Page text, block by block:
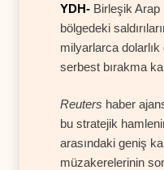
YDH- Birleşik Arap
bölgedeki
milyarlarca dolarlık
serbest bırakma
Reuters haber
bu stratejik
arasındaki geniş
müzakerelerinin